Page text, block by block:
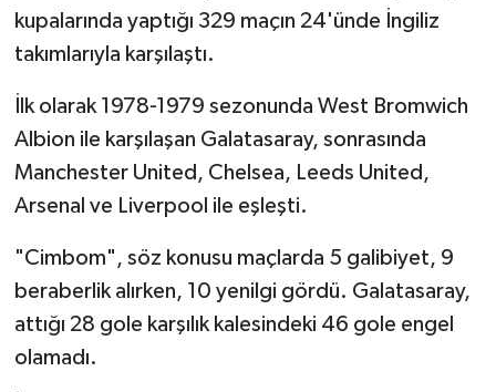
kupalarında yaptığı 329 maçın 24'ünde İngiliz
takımlarıyla karşılaştı.
İlk olarak 1978-1979 sezonunda West Bromwich
Albion ile karşılaşan Galatasaray, sonrasında
Manchester United, Chelsea, Leeds United,
Arsenal ve Liverpool ile eşleşti.
"Cimbom", söz konusu maçlarda 5 galibiyet, 9
beraberlik alırken, 10 yenilgi gördü. Galatasaray,
attığı 28 gole karşılık kalesindeki 46 gole engel
olamadı.